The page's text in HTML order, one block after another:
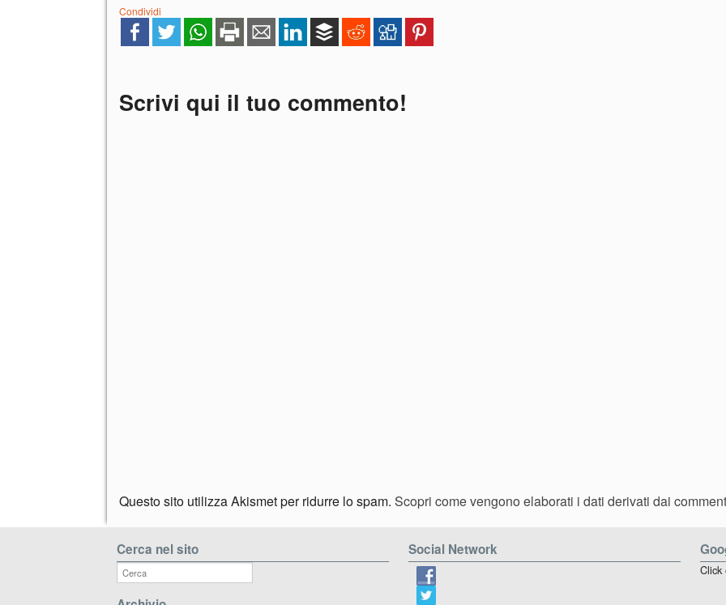
Condividi
Scrivi qui il tuo commento!
Questo sito utilizza Akismet per ridurre lo spam. Scopri come vengono elaborati i dati derivati dai
Cerca nel sito Social Network
Click